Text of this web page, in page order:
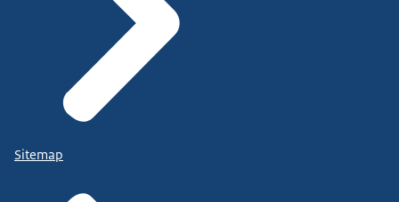
Sitemap